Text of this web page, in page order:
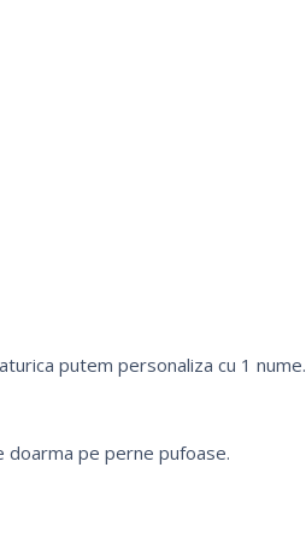
putem personaliza cu 1
doarma pe perne pufoase.